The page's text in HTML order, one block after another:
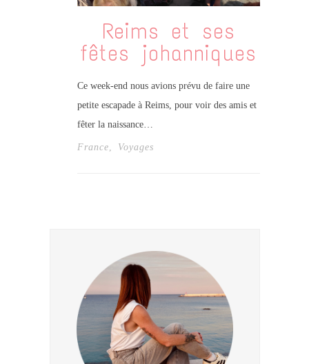
Reims et ses
fêtes johanniques
Ce week-end nous avions prévu de faire une
petite escapade à Reims, pour voir des amis et
fêter la naissance…
France, Voyages